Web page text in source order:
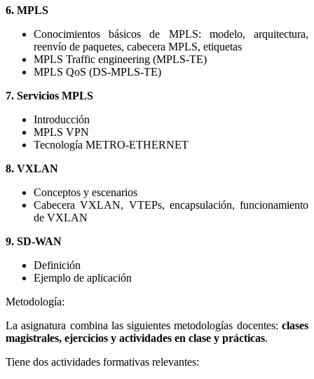
6. MPLS
Conocimientos básicos de MPLS: modelo, arquitectura,
reenvío de paquetes, cabecera MPLS, etiquetas
MPLS Traffic engineering (MPLS-TE)
MPLS QoS (DS-MPLS-TE)
7. Servicios MPLS
Introducción
MPLS VPN
Tecnología METRO-ETHERNET
8. VXLAN
Conceptos y escenarios
Cabecera VXLAN, VTEPs, encapsulación, funcionamiento
de VXLAN
9. SD-WAN
Definición
Ejemplo de aplicación
Metodología:
La asignatura combina las siguientes metodologías docentes: clases
magistrales, ejercicios y actividades en clase y prácticas.
Tiene dos actividades formativas relevantes: